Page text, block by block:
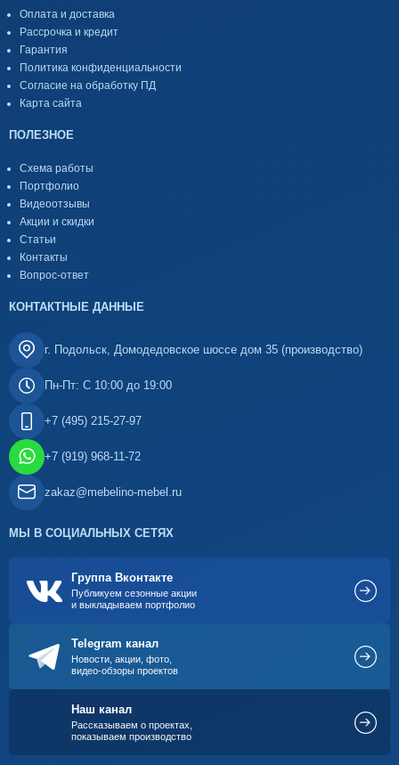
Оплата и доставка
Рассрочка и кредит
Гарантия
Политика конфиденциальности
Согласие на обработку ПД
Карта сайта
ПОЛЕЗНОЕ
Схема работы
Портфолио
Видеоотзывы
Акции и скидки
Статьи
Контакты
Вопрос-ответ
КОНТАКТНЫЕ ДАННЫЕ
г. Подольск, Домодедовское шоссе дом 35 (производство)
Пн-Пт: С 10:00 до 19:00
+7 (495) 215-27-97
+7 (919) 968-11-72
zakaz@mebelino-mebel.ru
МЫ В СОЦИАЛЬНЫХ СЕТЯХ
Группа Вконтакте
Публикуем сезонные акции
и выкладываем портфолио
Telegram канал
Новости, акции, фото,
видео-обзоры проектов
Наш канал
Рассказываем о проектах,
показываем производство